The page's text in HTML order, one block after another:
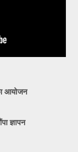
आयोजन
ज्ञापन